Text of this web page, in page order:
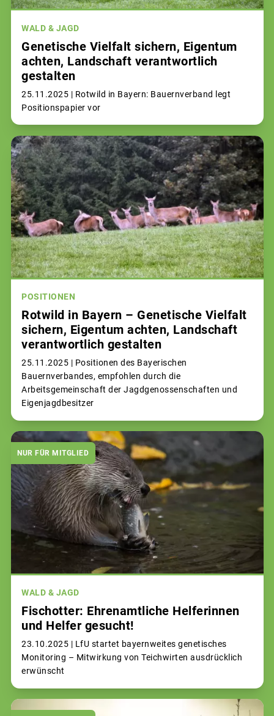
WALD & JAGD
Genetische Vielfalt sichern, Eigentum
achten, Landschaft verantwortlich
gestalten
25.11.2025 | Rotwild in Bayern: Bauernverband legt
Positionspapier vor
POSITIONEN
Rotwild in Bayern – Genetische Vielfalt
sichern, Eigentum achten, Landschaft
verantwortlich gestalten
25.11.2025 | Positionen des Bayerischen
Bauernverbandes, empfohlen durch die
Arbeitsgemeinschaft der Jagdgenossenschaften und
Eigenjagdbesitzer
NUR FÜR MITGLIED
WALD & JAGD
Fischotter: Ehrenamtliche Helferinnen
und Helfer gesucht!
23.10.2025 | LfU startet bayernweites genetisches
Monitoring – Mitwirkung von Teichwirten ausdrücklich
erwünscht